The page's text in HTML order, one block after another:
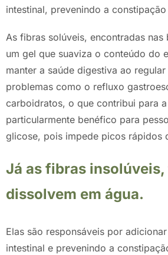
intestinal, prevenindo a
As fibras solúveis, encontradas
um gel que suaviza o conteúdo do
manter a saúde digestiva ao
problemas como o refluxo
carboidratos, o que contribui para
particularmente benéfico para
glicose, pois impede picos rápidos
Já as fibras insolúveis,
dissolvem em água.
Elas são responsáveis por
intestinal e prevenindo a